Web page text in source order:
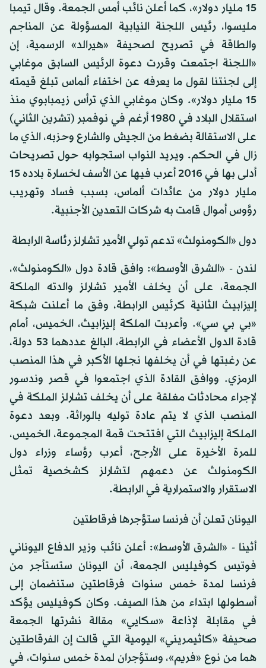
15 مليار دولار»، كما أعلن نائب أمس الجمعة. وقال تيمبا
مليسوا، رئيس اللجنة النيابية المسؤولة عن المناجم
والطاقة في تصريح لصحيفة «هيرالد» الرسمية، إن
«اللجنة اجتمعت وقررت دعوة الرئيس السابق موغابي
إلى لجنتنا لقول ما يعرفه عن اختفاء ألماس تبلغ قيمته
15 مليار دولار». وكان موغابي الذي ترأس زيمبابوي منذ
استقلال البلاد في 1980 أرغم في نوفمبر (تشرين الثاني)
على الاستقالة بضغط من الجيش والشارع وحزبه، الذي ما
زال في الحكم. ويريد النواب استجوابه حول تصريحات
أدلى بها في 2016 أعرب فيها عن الأسف لخسارة بلاده 15
مليار دولار من عائدات ألماس، بسبب فساد وتهريب
رؤوس أموال قامت به شركات التعدين الأجنبية.
دول «الكومنولث» تدعم تولي الأمير تشارلز رئاسة الرابطة
لندن - «الشرق الأوسط»: وافق قادة دول «الكومنولث»،
الجمعة، على أن يخلف الأمير تشارلز والدته الملكة
إليزابيث الثانية كرئيس الرابطة، وفق ما أعلنت شبكة
«بي بي سي». وأعربت الملكة إليزابيث، الخميس، أمام
قادة الدول الأعضاء في الرابطة، البالغ عددهما 53 دولة،
عن رغبتها في أن يخلفها نجلها الأكبر في هذا المنصب
الرمزي. ووافق القادة الذي اجتمعوا في قصر وندسور
لإجراء محادثات مغلقة على أن يخلف تشارلز الملكة في
المنصب الذي لا يتم عادة توليه بالوراثة. وبعد دعوة
الملكة إليزابيث التي افتتحت قمة المجموعة، الخميس،
للمرة الأخيرة على الأرجح، أعرب رؤساء وزراء دول
الكومنولث عن دعمهم لتشارلز كشخصية تمثل
الاستقرار والاستمرارية في الرابطة.
اليونان تعلن أن فرنسا ستؤجرها فرقاطتين
أثينا - «الشرق الأوسط»: أعلن نائب وزير الدفاع اليوناني
فوتيس كوفيليس الجمعة، أن اليونان ستستأجر من
فرنسا لمدة خمس سنوات فرقاطتين ستنضمان إلى
أسطولها ابتداء من هذا الصيف. وكان كوفيليس يؤكد
في مقابلة لإذاعة «سكايي» مقالة نشرتها الجمعة
صحيفة «كاثيمريني» اليومية التي قالت إن الفرقاطتين
هما من نوع «فريم»، وستؤجران لمدة خمس سنوات، في